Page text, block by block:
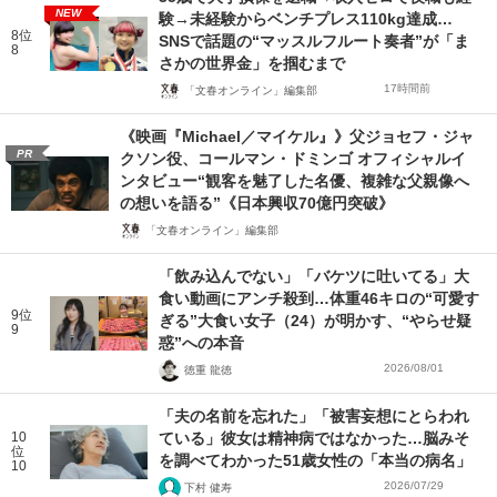
8位
8
NEW
験→未経験からベンチプレス110kg達成…
SNSで話題の“マッスルフルート奏者”が「ま
さかの世界金」を掴むまで
「文春オンライン」編集部 17時間前
PR
《映画『Michael／マイケル』》父ジョセフ・ジャ
クソン役、コールマン・ドミンゴ オフィシャルイ
ンタビュー“観客を魅了した名優、複雑な父親像へ
の想いを語る”《日本興収70億円突破》
「文春オンライン」編集部
9位
9
「飲み込んでない」「バケツに吐いてる」大
食い動画にアンチ殺到…体重46キロの“可愛す
ぎる”大食い女子（24）が明かす、“やらせ疑
惑”への本音
徳重 龍徳 2026/08/01
10
位
10
「夫の名前を忘れた」「被害妄想にとらわれ
ている」彼女は精神病ではなかった…脳みそ
を調べてわかった51歳女性の「本当の病名」
下村 健寿 2026/07/29